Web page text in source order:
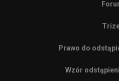
Prawo do
Wzór